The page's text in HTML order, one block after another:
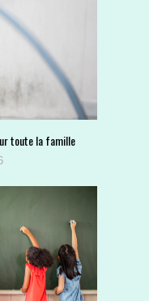
toute la famille